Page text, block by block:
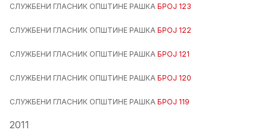
СЛУЖБЕНИ ГЛАСНИК ОПШТИНЕ РАШКА БРОЈ 123
СЛУЖБЕНИ ГЛАСНИК ОПШТИНЕ РАШКА БРОЈ 122
СЛУЖБЕНИ ГЛАСНИК ОПШТИНЕ РАШКА БРОЈ 121
СЛУЖБЕНИ ГЛАСНИК ОПШТИНЕ РАШКА БРОЈ 120
СЛУЖБЕНИ ГЛАСНИК ОПШТИНЕ РАШКА БРОЈ 119
2011